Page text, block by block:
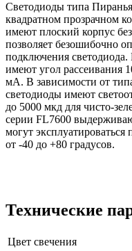
Светодиоды типа
квадратном прозрачном
имеют плоский корпус
позволяет безошибочно
подключения
имеют угол рассеивания
мА. В зависимости от
светодиоды имеют
до 5000 мкд для чисто-
серии FL7600
могут
от -40 до +80 градусов.
Технические
Цвет свечения